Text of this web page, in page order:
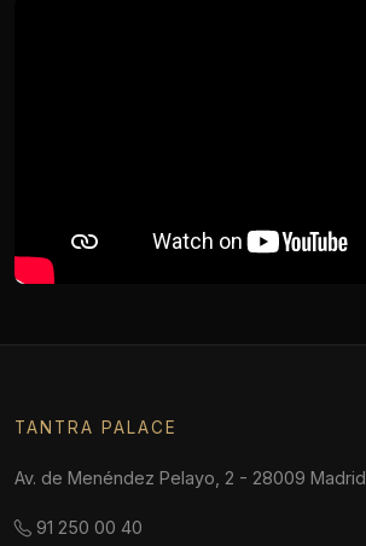
TANTRA PALACE
Av. de Menéndez Pelayo, 2 - 28009 Madrid
91 250 00 40